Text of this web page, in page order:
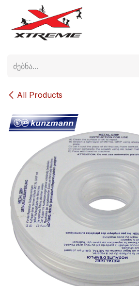
Skip to Content
All Products